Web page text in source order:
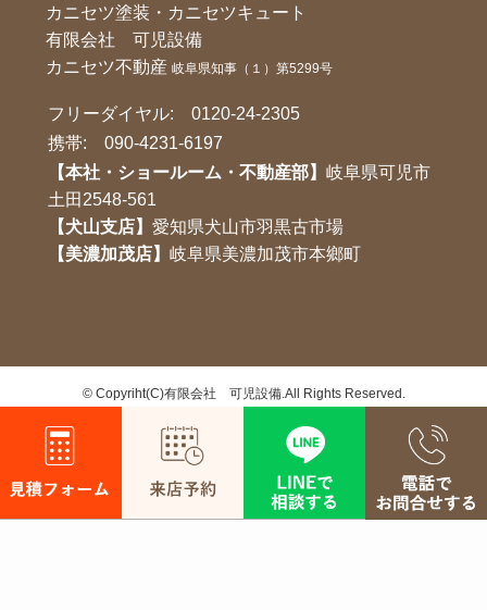
カニセツ塗装・カニセツキュート
有限会社 可児設備
カニセツ不動産岐阜県知事（１）第5299号
フリーダイヤル:0120-24-2305
携帯:090-4231-6197
【本社・ショールーム・不動産部】岐阜県可児市
土田2548-561
【犬山支店】愛知県犬山市羽黒古市場
【美濃加茂店】岐阜県美濃加茂市本鄉町
©Copyriht(C)有限会社 可児設備.All Rights Reserved.